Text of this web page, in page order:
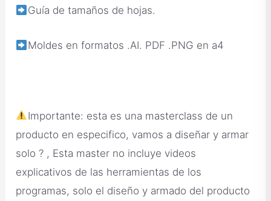
Guía de tamaños de hojas.
Moldes en formatos .AI. PDF .PNG en a4
Importante: esta es una masterclass de un
producto en especifico, vamos a diseñar y armar
solo ? , Esta master no incluye videos
explicativos de las herramientas de los
programas, solo el diseño y armado del producto